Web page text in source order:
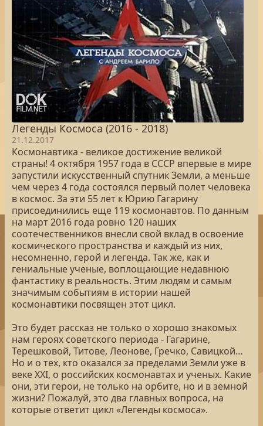
Легенды Космоса (2016 - 2018)
21.12.2017
Космонавтика - великое достижение великой
страны! 4 октября 1957 года в СССР впервые в мире
запустили искусственный спутник Земли, а меньше
чем через 4 года состоялся первый полет человека
в космос. За эти 55 лет к Юрию Гагарину
присоединились еще 119 космонавтов. По данным
на март 2016 года ровно 120 наших
соотечественников внесли свой вклад в освоение
космического пространства и каждый из них,
несомненно, герой и легенда. Так же, как и
гениальные ученые, воплощающие недавнюю
фантастику в реальность. Этим людям и самым
значимым событиям в истории нашей
космонавтики посвящен этот цикл.
Это будет рассказ не только о хорошо знакомых
нам героях советского периода - Гагарине,
Терешковой, Титове, Леонове, Гречко, Савицкой…
Но и о тех, кто оказался за пределами Земли уже в
веке XXI, о российских космонавтах и ученых. Какие
они, эти герои, не только на орбите, но и в земной
жизни? Пожалуй, это два главных вопроса, на
которые ответит цикл «Легенды космоса».